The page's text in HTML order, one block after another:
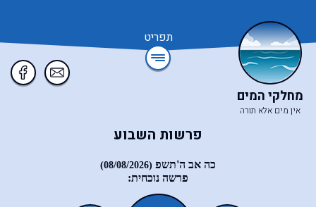
תפריט
מחלקי המים
אין מים אלא תורה
פרשות השבוע
כה אב ה'תשפ (08/08/2026)
פרשה נוכחית: